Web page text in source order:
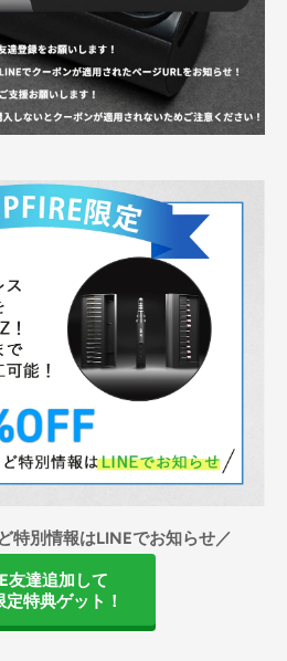
特別情報はLINEでお知らせ／
友達追加して
定特典ゲット！